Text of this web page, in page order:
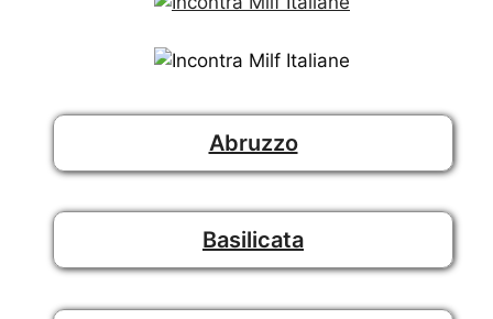
Abruzzo
Basilicata